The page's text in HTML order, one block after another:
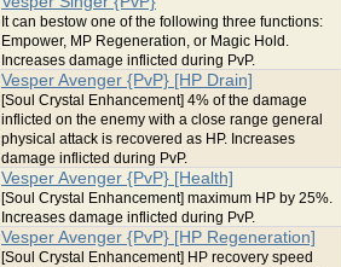
It can bestow one of the following three functions:
Empower, MP Regeneration, or Magic Hold.
Increases damage inflicted during PvP.
Vesper Avenger {PvP} [HP Drain]
[Soul Crystal Enhancement] 4% of the damage
inflicted on the enemy with a close range general
physical attack is recovered as HP. Increases
damage inflicted during PvP.
Vesper Avenger {PvP} [Health]
[Soul Crystal Enhancement] maximum HP by 25%.
Increases damage inflicted during PvP.
Vesper Avenger {PvP} [HP Regeneration]
[Soul Crystal Enhancement] HP recovery speed